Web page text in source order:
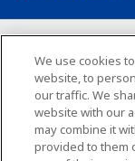
Map Situs
Tentang
We use cookies
website, to
our traffic. We
website with our
may combine it
provided to them